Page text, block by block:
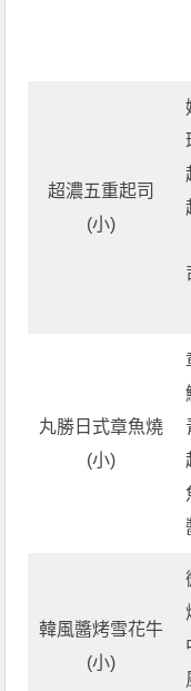
超濃五重起司
(小)
丸勝日式章魚燒
(小)
韓風醬烤雪花牛
(小)